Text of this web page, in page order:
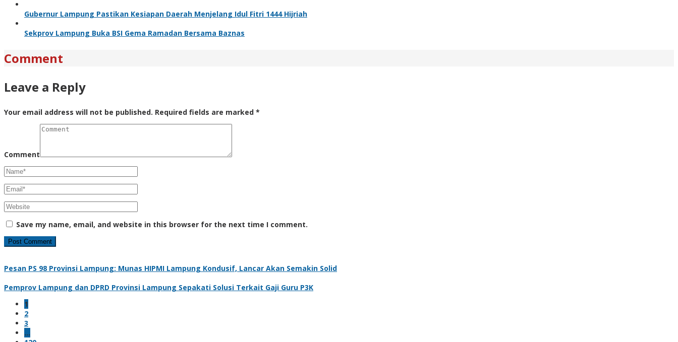
Gubernur Lampung Pastikan Kesiapan Daerah Menjelang Idul Fitri 1444 Hijriah
Sekprov Lampung Buka BSI Gema Ramadan Bersama Baznas
Comment
Leave a Reply
Your email address will not be published. Required fields are marked *
Comment
Save my name, email, and website in this browser for the next time I comment.
Pesan PS 98 Provinsi Lampung: Munas HIPMI Lampung Kondusif, Lancar Akan Semakin Solid
Pemprov Lampung dan DPRD Provinsi Lampung Sepakati Solusi Terkait Gaji Guru P3K
1
2
3
…